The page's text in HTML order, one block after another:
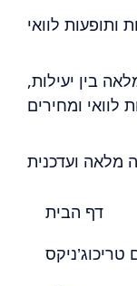
ותופעות לוואי
בין יעילות,
לוואי ומחירים
מלאה ועדכנית
דף הבית